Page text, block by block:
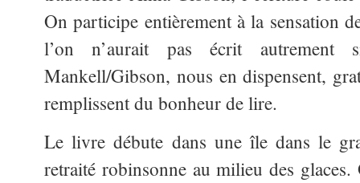
On participe entièrement à la sensation
l’on n’aurait pas écrit
Mankell/Gibson, nous en dispensent,
remplissent du bonheur de lire.
Le livre débute dans une île dans le
retraité robinsonne au milieu des